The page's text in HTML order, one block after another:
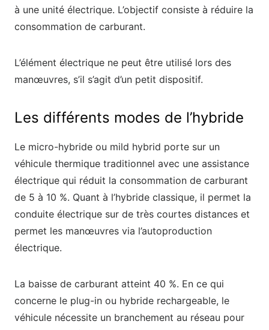
à une unité électrique. L’objectif consiste à réduire la
consommation de carburant.
L’élément électrique ne peut être utilisé lors des
manœuvres, s’il s’agit d’un petit dispositif.
Les différents modes de l’hybride
Le micro-hybride ou mild hybrid porte sur un
véhicule thermique traditionnel avec une assistance
électrique qui réduit la consommation de carburant
de 5 à 10 %. Quant à l’hybride classique, il permet la
conduite électrique sur de très courtes distances et
permet les manœuvres via l’autoproduction
électrique.
La baisse de carburant atteint 40 %. En ce qui
concerne le plug-in ou hybride rechargeable, le
véhicule nécessite un branchement au réseau pour